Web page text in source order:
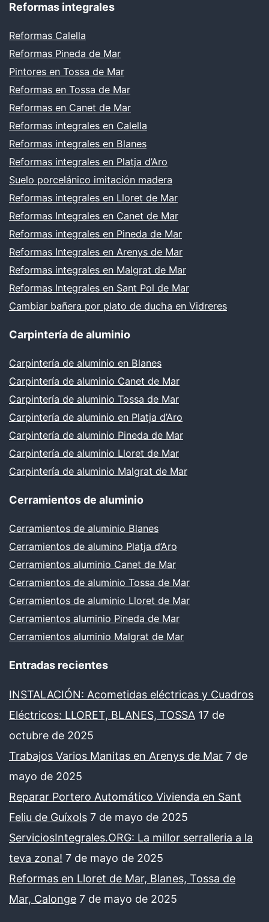
Reformas integrales
Reformas Calella
Reformas Pineda de Mar
Pintores en Tossa de Mar
Reformas en Tossa de Mar
Reformas en Canet de Mar
Reformas integrales en Calella
Reformas integrales en Blanes
Reformas integrales en Platja d’Aro
Suelo porcelánico imitación madera
Reformas integrales en Lloret de Mar
Reformas Integrales en Canet de Mar
Reformas integrales en Pineda de Mar
Reformas Integrales en Arenys de Mar
Reformas integrales en Malgrat de Mar
Reformas Integrales en Sant Pol de Mar
Cambiar bañera por plato de ducha en Vidreres
Carpintería de aluminio
Carpintería de aluminio en Blanes
Carpintería de aluminio Canet de Mar
Carpintería de aluminio Tossa de Mar
Carpintería de aluminio en Platja d’Aro
Carpintería de aluminio Pineda de Mar
Carpintería de aluminio Lloret de Mar
Carpintería de aluminio Malgrat de Mar
Cerramientos de aluminio
Cerramientos de aluminio Blanes
Cerramientos de alumino Platja d’Aro
Cerramientos aluminio Canet de Mar
Cerramientos de aluminio Tossa de Mar
Cerramientos de aluminio Lloret de Mar
Cerramientos aluminio Pineda de Mar
Cerramientos aluminio Malgrat de Mar
Entradas recientes
INSTALACIÓN: Acometidas eléctricas y Cuadros
Eléctricos: LLORET, BLANES, TOSSA 17 de
octubre de 2025
Trabajos Varios Manitas en Arenys de Mar 7 de
mayo de 2025
Reparar Portero Automático Vivienda en Sant
Feliu de Guíxols 7 de mayo de 2025
ServiciosIntegrales.ORG: La millor serralleria a la
teva zona! 7 de mayo de 2025
Reformas en Lloret de Mar, Blanes, Tossa de
Mar, Calonge 7 de mayo de 2025